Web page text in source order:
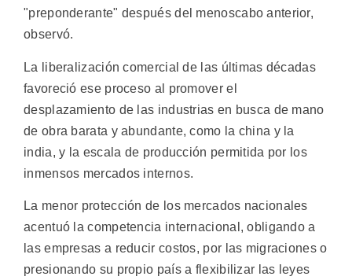
"preponderante" después del menoscabo anterior,
observó.
La liberalización comercial de las últimas décadas
favoreció ese proceso al promover el
desplazamiento de las industrias en busca de mano
de obra barata y abundante, como la china y la
india, y la escala de producción permitida por los
inmensos mercados internos.
La menor protección de los mercados nacionales
acentuó la competencia internacional, obligando a
las empresas a reducir costos, por las migraciones o
presionando su propio país a flexibilizar las leyes